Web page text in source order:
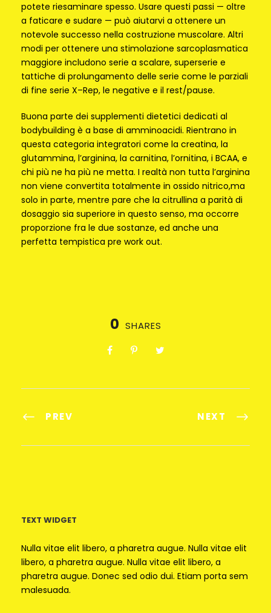
potete riesaminare spesso. Usare questi passi — oltre
a faticare e sudare — può aiutarvi a ottenere un
notevole successo nella costruzione muscolare. Altri
modi per ottenere una stimolazione sarcoplasmatica
maggiore includono serie a scalare, superserie e
tattiche di prolungamento delle serie come le parziali
di fine serie X–Rep, le negative e il rest/pause.
Buona parte dei supplementi dietetici dedicati al
bodybuilding è a base di amminoacidi. Rientrano in
questa categoria integratori come la creatina, la
glutammina, l’arginina, la carnitina, l’ornitina, i BCAA, e
chi più ne ha più ne metta. I realtà non tutta l’arginina
non viene convertita totalmente in ossido nitrico,ma
solo in parte, mentre pare che la citrullina a parità di
dosaggio sia superiore in questo senso, ma occorre
proporzione fra le due sostanze, ed anche una
perfetta tempistica pre work out.
0 SHARES
PREV NEXT
TEXT WIDGET
Nulla vitae elit libero, a pharetra augue. Nulla vitae elit
libero, a pharetra augue. Nulla vitae elit libero, a
pharetra augue. Donec sed odio dui. Etiam porta sem
malesuada.